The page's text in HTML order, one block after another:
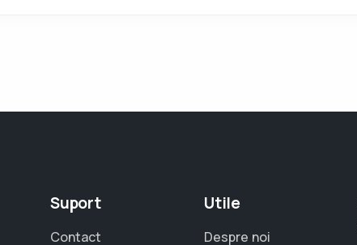
Suport
Contact
Utile
Despre noi